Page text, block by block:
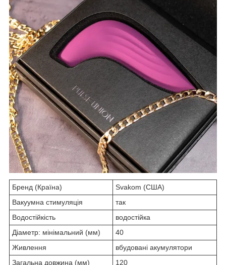
Бренд (Країна)
Svakom (США)
Вакуумна стимуляція
так
Водостійкість
водостійка
Діаметр: мінімальний (мм)
40
Живлення
вбудовані акумулятори
Загальна довжина (мм)
120